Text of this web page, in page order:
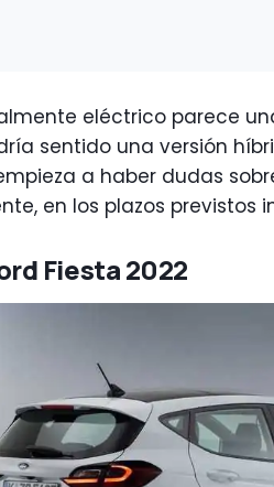
eléctrico parece
sentido una versión
a haber dudas
en los plazos previstos
Fiesta 2022